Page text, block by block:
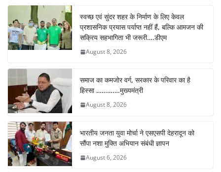
b
o
o
A
p
p
st dI
n
a
m
स्वच्छ एवं सुंदर शहर के निर्माण के लिए केवल
प्रशासनिक प्रयास पर्याप्त नहीं हैं, बल्कि आमजन की
सक्रिय सहभागिता भी जरूरी….डीएम
August 8, 2026
समाज का कमजोर वर्ग, सरकार के परिवार का है
हिस्सा ………….मुख्यमंत्री
August 8, 2026
भारतीय जनता युवा मोर्चा ने एसएसपी देहरादून को
सौंपा नशा मुक्ति अभियान संबंधी ज्ञापन
August 6, 2026